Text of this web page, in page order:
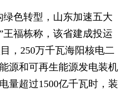
色转型，山东加速五大
福栋称，该省建成投运
，250万千瓦海阳核电二
源和可再生能源发电装机
量超过1500亿千瓦时，装